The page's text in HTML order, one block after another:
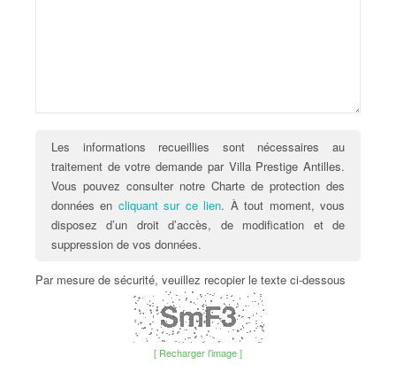
Les informations recueillies sont nécessaires au
traitement de votre demande par Villa Prestige Antilles.
Vous pouvez consulter notre Charte de protection des
données en cliquant sur ce lien. À tout moment, vous
disposez d’un droit d’accès, de modification et de
suppression de vos données.
Par mesure de sécurité, veuillez recopier le texte ci-dessous
[ Recharger l'image ]